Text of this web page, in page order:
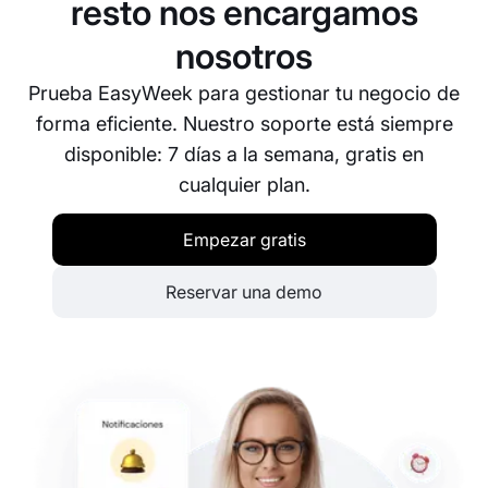
resto nos encargamos
nosotros
Prueba EasyWeek para gestionar tu negocio de
forma eficiente. Nuestro soporte está siempre
disponible: 7 días a la semana, gratis en
cualquier plan.
Empezar gratis
Reservar una demo